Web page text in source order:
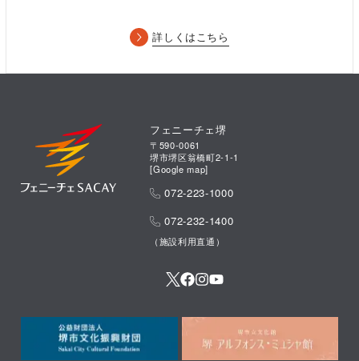
詳しくはこちら
フェニーチェ堺
〒590-0061
堺市堺区翁橋町2-1-1
[Google map]
072-223-1000
072-232-1400
（施設利用直通）